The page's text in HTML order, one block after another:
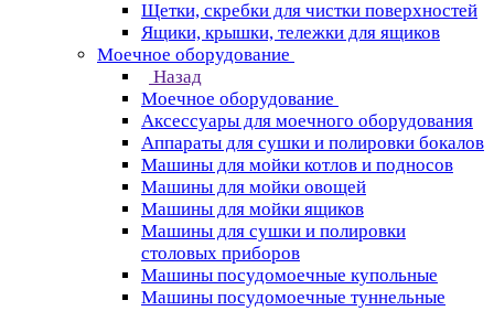
Щетки, скребки для чистки поверхностей
Ящики, крышки, тележки для ящиков
Моечное оборудование
Назад
Моечное оборудование
Аксессуары для моечного оборудования
Аппараты для сушки и полировки бокалов
Машины для мойки котлов и подносов
Машины для мойки овощей
Машины для мойки ящиков
Машины для сушки и полировки
столовых приборов
Машины посудомоечные купольные
Машины посудомоечные туннельные